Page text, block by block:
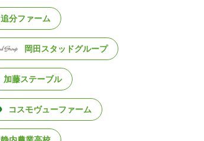
追分ファーム
岡田スタッドグループ
加藤ステーブル
コスモヴューファーム